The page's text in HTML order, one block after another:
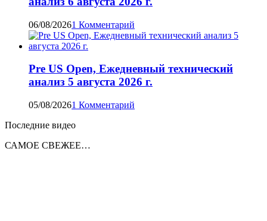
06/08/20261 Комментарий
Pre US Open, Ежедневный технический
анализ 5 августа 2026 г.
05/08/20261 Комментарий
Последние видео
САМОЕ СВЕЖЕЕ…